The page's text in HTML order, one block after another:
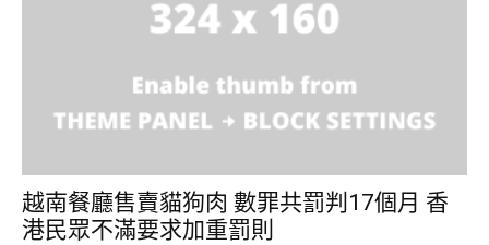
越南餐廳售賣貓狗肉 數罪共罰判17個月 香
港民眾不滿要求加重罰則